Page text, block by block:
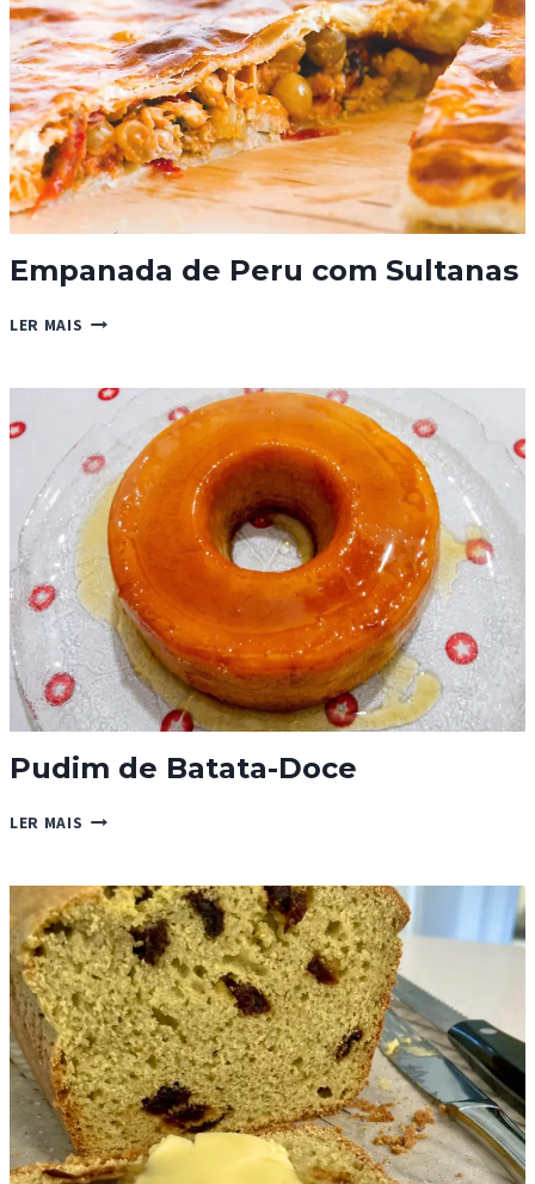
Empanada de Peru com Sultanas
LER MAIS EMPANADA
COM
SULTANAS
Pudim de Batata-Doce
LER MAIS PUDIM
DOCE